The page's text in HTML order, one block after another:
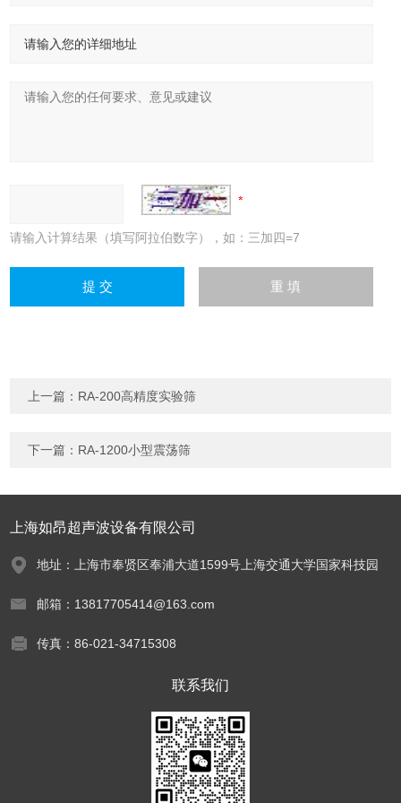
请输入计算结果（填写阿拉伯数字），如：三加四=7
上一篇： RA-200高精度实验筛
下一篇： RA-1200小型震荡筛
上海如昂超声波设备有限公司
地址：上海市奉贤区奉浦大道1599号上海交通大学国家科技园
邮箱：13817705414@163.com
传真：86-021-34715308
联系我们